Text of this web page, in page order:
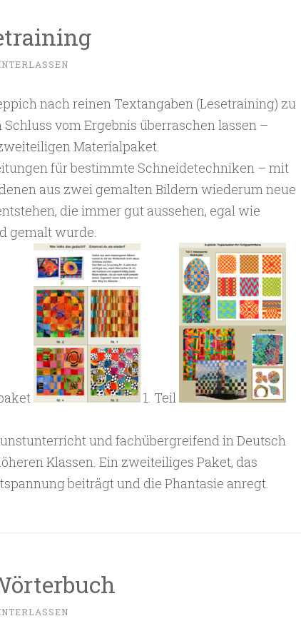
nach reinen Textangaben (Lesetraining) zu
vom Ergebnis überraschen lassen –
Materialpaket.
für bestimmte Schneidetechniken – mit
aus zwei gemalten Bildern wiederum neue
die immer gut aussehen, egal wie
gemalt wurde.
1. Teil
und fachübergreifend in Deutsch
Klassen. Ein zweiteiliges Paket, das
beiträgt und die Phantasie anregt.